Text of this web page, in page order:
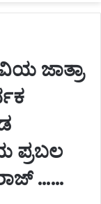
ಜಾತ್ರಾ
ಪ್ರಬಲ
……